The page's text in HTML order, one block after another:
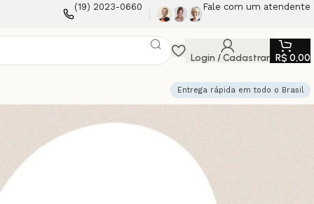
(19) 2023-0660 Fale com um atendente
Login / Cadastrar R$ 0,00
Entrega rápida em todo o Brasil